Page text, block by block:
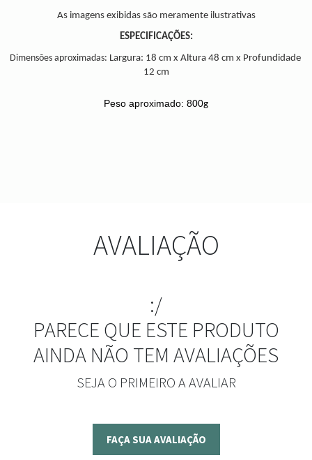
As imagens exibidas são meramente ilustrativas
ESPECIFICAÇÕES:
Dimensões aproximadas: Largura: 18 cm x Altura 48 cm x Profundidade
12 cm
Peso aproximado: 800g
AVALIAÇÃO
:/
PARECE QUE ESTE PRODUTO
AINDA NÃO TEM AVALIAÇÕES
SEJA O PRIMEIRO A AVALIAR
FAÇA SUA AVALIAÇÃO